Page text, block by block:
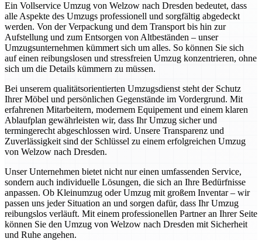
Ein Vollservice Umzug von Welzow nach Dresden bedeutet, dass
alle Aspekte des Umzugs professionell und sorgfältig abgedeckt
werden. Von der Verpackung und dem Transport bis hin zur
Aufstellung und zum Entsorgen von Altbeständen – unser
Umzugsunternehmen kümmert sich um alles. So können Sie sich
auf einen reibungslosen und stressfreien Umzug konzentrieren, ohne
sich um die Details kümmern zu müssen.
Bei unserem qualitätsorientierten Umzugsdienst steht der Schutz
Ihrer Möbel und persönlichen Gegenstände im Vordergrund. Mit
erfahrenen Mitarbeitern, modernem Equipement und einem klaren
Ablaufplan gewährleisten wir, dass Ihr Umzug sicher und
termingerecht abgeschlossen wird. Unsere Transparenz und
Zuverlässigkeit sind der Schlüssel zu einem erfolgreichen Umzug
von Welzow nach Dresden.
Unser Unternehmen bietet nicht nur einen umfassenden Service,
sondern auch individuelle Lösungen, die sich an Ihre Bedürfnisse
anpassen. Ob Kleinumzug oder Umzug mit großem Inventar – wir
passen uns jeder Situation an und sorgen dafür, dass Ihr Umzug
reibungslos verläuft. Mit einem professionellen Partner an Ihrer Seite
können Sie den Umzug von Welzow nach Dresden mit Sicherheit
und Ruhe angehen.